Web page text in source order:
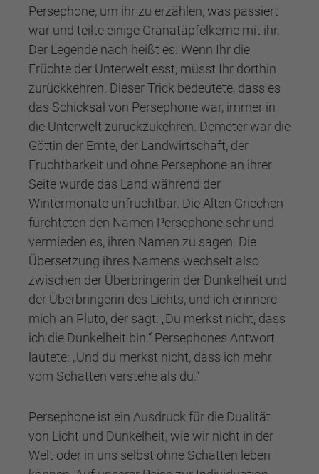
Persephone, um ihr zu erzählen, was passiert
war und teilte einige Granatäpfelkerne mit ihr.
Der Legende nach heißt es: Wenn Ihr die
Früchte der Unterwelt esst, müsst Ihr dorthin
zurückkehren. Dieser Trick bedeutete, dass es
das Schicksal von Persephone war, immer in
die Unterwelt zurückzukehren. Demeter war die
Göttin der Ernte, der Landwirtschaft, der
Fruchtbarkeit und ohne Persephone an ihrer
Seite wurde das Land während der
Wintermonate unfruchtbar. Die Alten Griechen
fürchteten den Namen Persephone sehr und
vermieden es, ihren Namen zu sagen. Die
Übersetzung ihres Namens wechselt also
zwischen der Überbringerin der Dunkelheit und
der Überbringerin des Lichts, und ich erinnere
mich an Pluto, der sagt: „Du merkst nicht, dass
ich die Dunkelheit bin.“ Persephones Antwort
lautete: „Und du merkst nicht, dass ich mehr
vom Schatten verstehe als du.“
Persephone ist ein Ausdruck für die Dualität
von Licht und Dunkelheit, wie wir nicht in der
Welt oder in uns selbst ohne Schatten leben